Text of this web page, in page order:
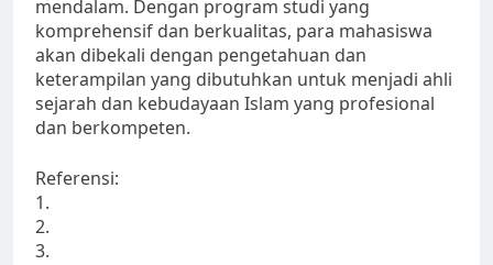
mendalam. Dengan program studi yang
komprehensif dan berkualitas, para mahasiswa
akan dibekali dengan pengetahuan dan
keterampilan yang dibutuhkan untuk menjadi ahli
sejarah dan kebudayaan Islam yang profesional
dan berkompeten.
Referensi:
1.
2.
3.